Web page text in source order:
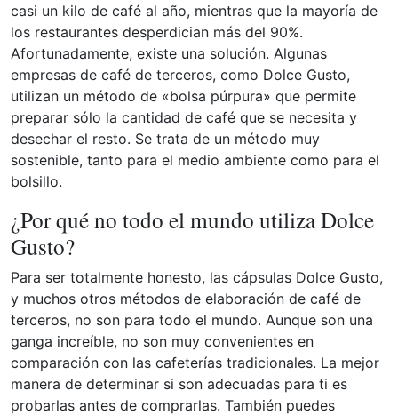
casi un kilo de café al año, mientras que la mayoría de
los restaurantes desperdician más del 90%.
Afortunadamente, existe una solución. Algunas
empresas de café de terceros, como Dolce Gusto,
utilizan un método de «bolsa púrpura» que permite
preparar sólo la cantidad de café que se necesita y
desechar el resto. Se trata de un método muy
sostenible, tanto para el medio ambiente como para el
bolsillo.
¿Por qué no todo el mundo utiliza Dolce
Gusto?
Para ser totalmente honesto, las cápsulas Dolce Gusto,
y muchos otros métodos de elaboración de café de
terceros, no son para todo el mundo. Aunque son una
ganga increíble, no son muy convenientes en
comparación con las cafeterías tradicionales. La mejor
manera de determinar si son adecuadas para ti es
probarlas antes de comprarlas. También puedes